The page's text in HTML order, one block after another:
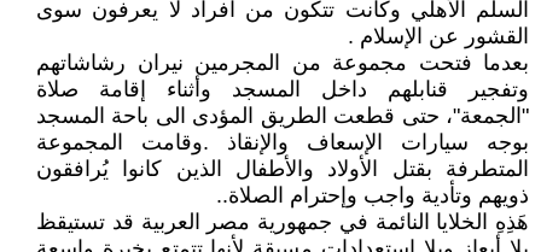
السلم الأهلي وكانت تتكون من افراد لا يعرفون سوى
القشور عن الإسلام .
بعدما فتحت مجموعة من المجرمين نيران رشاشاتهم
وتفجير قنابلهم داخل المسجد وأثناء إقامة صلاة
"الجمعة"، حتى قطعت الطريق المؤدى الى باحة المسجد
بوجه سيارات الإسعاف والإنقاذ .وقامت المجموعة
المتطرفة بقتل الأولاد والأطفال الذين كانوا يُرافقون
ذويهم وتأدية واجب وإحترام الصلاة..
هَذِهِ الخلايا النائمة في جمهورية مصر العربية قد تستيقظ